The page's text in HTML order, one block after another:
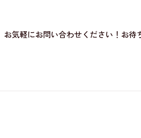
お気軽にお問い合わせください！お待